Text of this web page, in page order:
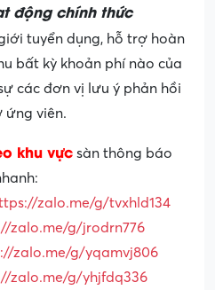
động chính thức
tuyển dụng, hỗ trợ hoàn
bất kỳ khoản phí nào của
các đơn vị lưu ý phản hồi
ứng viên.
khu vựcsàn thông báo
zalo.me/g/tvxhld134
zalo.me/g/jrodrn776
zalo.me/g/yqamvj806
zalo.me/g/yhjfdq336